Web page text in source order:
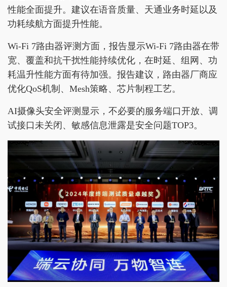
性能全面提升。建议在语音质量、天通业务时延以及
功耗续航方面提升性能。
Wi-Fi 7路由器评测方面，报告显示Wi-Fi 7路由器在带
宽、覆盖和抗干扰性能持续优化，在时延、组网、功
耗温升性能方面有待加强。报告建议，路由器厂商应
优化QoS机制、Mesh策略、芯片制程工艺。
AI摄像头安全评测显示，不必要的服务端口开放、调
试接口未关闭、敏感信息泄露是安全问题TOP3。